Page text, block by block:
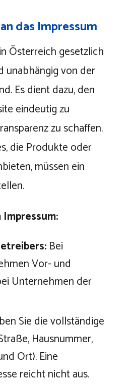
das Impressum
Österreich gesetzlich
unabhängig von der
Es dient dazu, den
eindeutig zu
zu schaffen.
die Produkte oder
müssen ein
Bei
Vor- und
Unternehmen der
Sie die vollständige
Hausnummer,
Ort). Eine
reicht nicht aus.